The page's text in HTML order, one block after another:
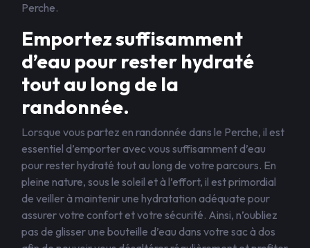
Perche.
Emportez suffisamment
d’eau pour rester hydraté
tout au long de la
randonnée.
Lorsque vous partez en randonnée dans le Perche, il est
essentiel d’emporter avec vous suffisamment d’eau
pour rester hydraté tout au long de votre parcours. En
pleine nature, sous le soleil et à l’effort, il est primordial
de veiller à maintenir une hydratation adéquate pour
assurer votre confort et votre sécurité. Ainsi, n’oubliez
pas de glisser une bouteille d’eau dans votre sac à dos